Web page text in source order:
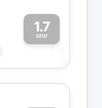
1.7
MW1